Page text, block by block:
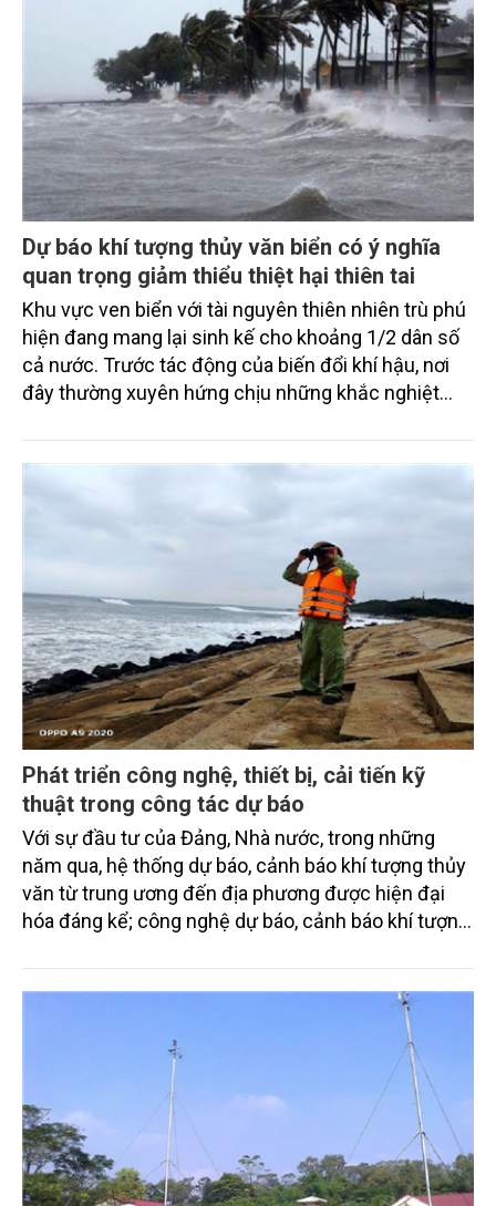
Dự báo khí tượng thủy văn biển có ý nghĩa
quan trọng giảm thiểu thiệt hại thiên tai
Khu vực ven biển với tài nguyên thiên nhiên trù phú
hiện đang mang lại sinh kế cho khoảng 1/2 dân số
cả nước. Trước tác động của biến đổi khí hậu, nơi
đây thường xuyên hứng chịu những khắc nghiệt
triều cường, sóng lớn và xâm nhập mặn và ngày
Phát triển công nghệ, thiết bị, cải tiến kỹ
thuật trong công tác dự báo
Với sự đầu tư của Đảng, Nhà nước, trong những
năm qua, hệ thống dự báo, cảnh báo khí tượng thủy
văn từ trung ương đến địa phương được hiện đại
hóa đáng kể; công nghệ dự báo, cảnh báo khí tượng
tin dự báo đa dạng, chi tiết hơn, nâng cao chất
lượng dự báo, cảnh báo các hiện tượng thời tiết
nguy hiểm phục vụ phòng chống thiên tai, phát triển
kinh tế - xã hội, bảo đảm quốc phòng, an ninh.